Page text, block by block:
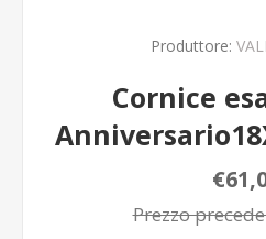
Produttore:
Cornice
Prezzo